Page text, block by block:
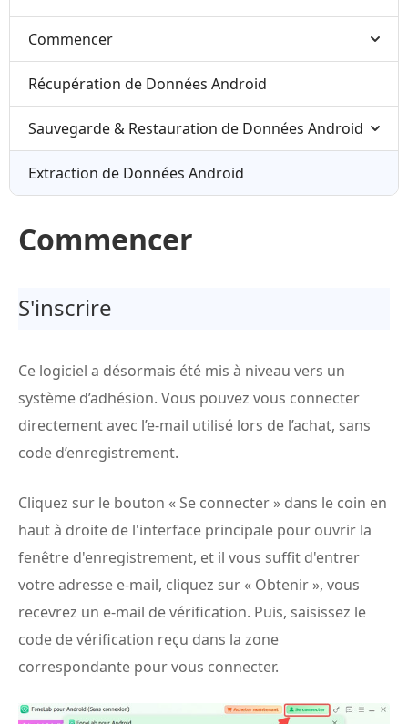
Commencer
Récupération de Données Android
Sauvegarde & Restauration de Données Android
Extraction de Données Android
Commencer
S'inscrire
Ce logiciel a désormais été mis à niveau vers un
système d’adhésion. Vous pouvez vous connecter
directement avec l’e-mail utilisé lors de l’achat, sans
code d’enregistrement.
Cliquez sur le bouton « Se connecter » dans le coin en
haut à droite de l'interface principale pour ouvrir la
fenêtre d'enregistrement, et il vous suffit d'entrer
votre adresse e-mail, cliquez sur « Obtenir », vous
recevrez un e-mail de vérification. Puis, saisissez le
code de vérification reçu dans la zone
correspondante pour vous connecter.